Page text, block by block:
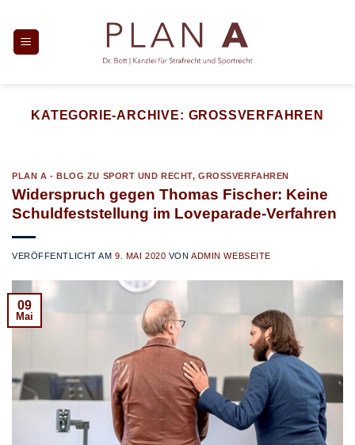
Inhalt
springen
KATEGORIE-ARCHIVE: GROSSVERFAHREN
PLAN A - BLOG ZU SPORT UND RECHT,GROSSVERFAHREN
Widerspruch gegen Thomas Fischer: Keine
Schuldfeststellung im Loveparade-Verfahren
VERÖFFENTLICHT AM9. MAI 2020 VONADMIN WEBSEITE
09
Mai